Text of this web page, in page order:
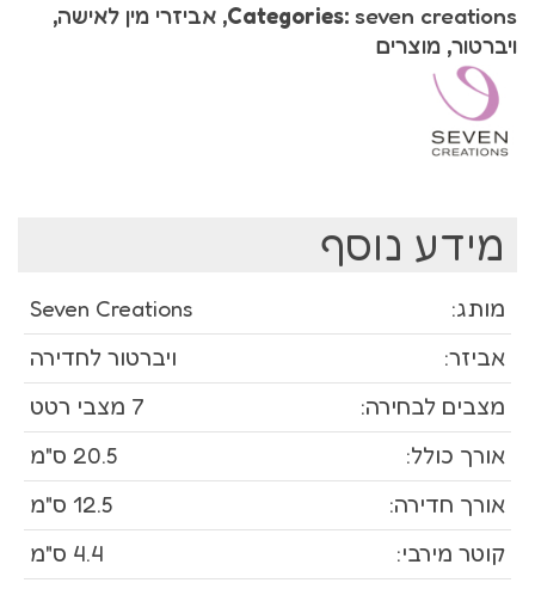
Categories: seven creations
, אביזרי מין לאישה,
ויברטור, מוצרים
מידע נוסף
מותג:
Seven Creations
אביזר:
ויברטור לחדירה
מצבים לבחירה:
7 מצבי רטט
אורך כולל:
20.5 ס"מ
אורך חדירה:
12.5 ס"מ
קוטר מירבי:
4.4 ס"מ